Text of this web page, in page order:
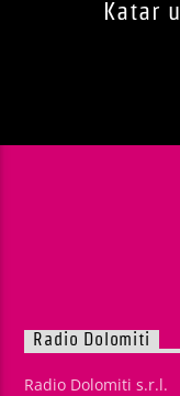
Katar
Radio Dolomiti
Radio Dolomiti s.r.l.